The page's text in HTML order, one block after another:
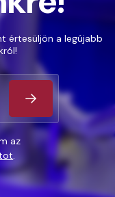
értesüljön a legújabb
az
.